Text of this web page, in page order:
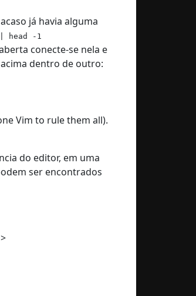
já havia alguma
head -1
conecte-se nela e
dentro de outro:
Vim to rule them all).
do editor, em uma
ser encontrados